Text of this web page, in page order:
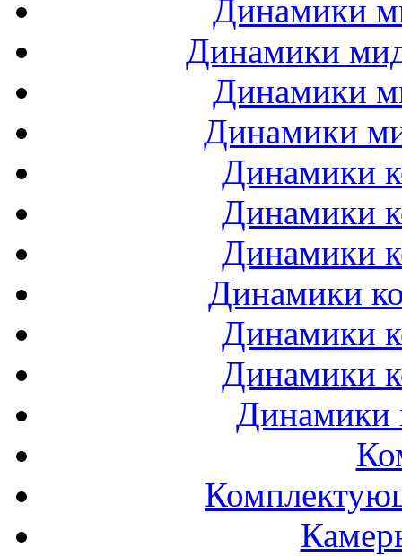
Динамики
Динамики
Динамики
Динамики
Динамики
Динамики
Динамики
Динамики
Динамики
Динамики
Динамики